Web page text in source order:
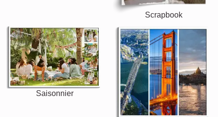
Scrapbook
Saisonnier